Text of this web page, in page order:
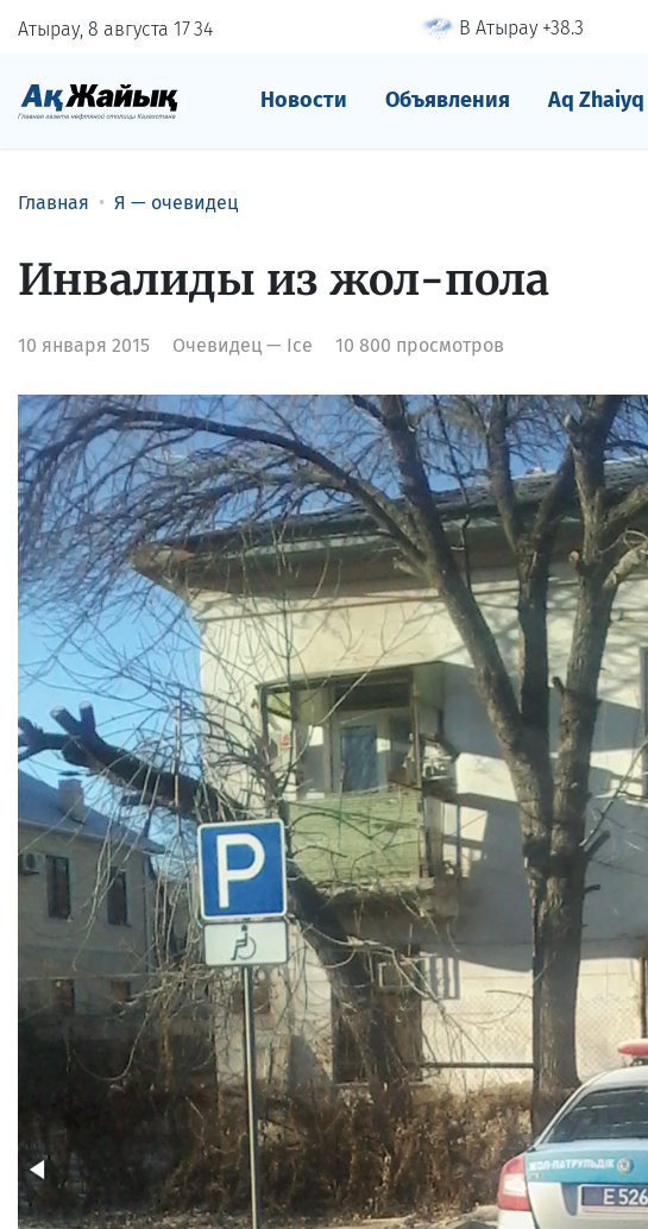
Атырау, 8 августа 1734 В Атырау +38.3
Новости Объявления Aq
Главная Я — очевидец
10 января 2015 Очевидец — Ice 10 800 просмотров
Инвалиды из жол-пола